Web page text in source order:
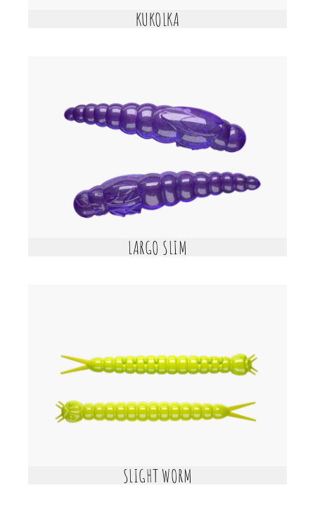
KUKOLKA
LARGO SLIM
SLIGHT WORM